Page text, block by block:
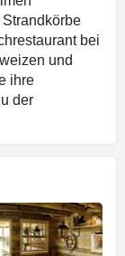
bei
und
ihre
der